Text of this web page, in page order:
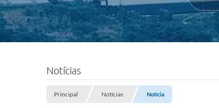
Notícias
Principal Notícias Notícia